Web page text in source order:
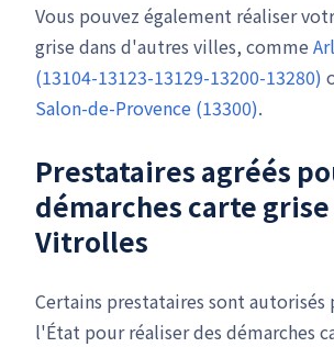
Vous pouvez également réaliser
grise dans d'autres villes, comme
(13104-13123-13129-13200-13280)
Salon-de-Provence (13300).
Prestataires agréés
démarches carte grise
Vitrolles
Certains prestataires sont autorisés
l'État pour réaliser des démarches